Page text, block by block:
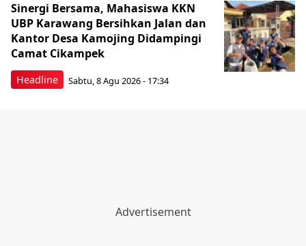
Headline
Sinergi Bersama, Mahasiswa KKN
UBP Karawang Bersihkan Jalan dan
Kantor Desa Kamojing Didampingi
Camat Cikampek
Sabtu, 8 Agu 2026 - 17:34